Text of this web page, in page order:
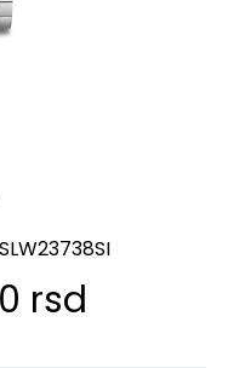
rsd